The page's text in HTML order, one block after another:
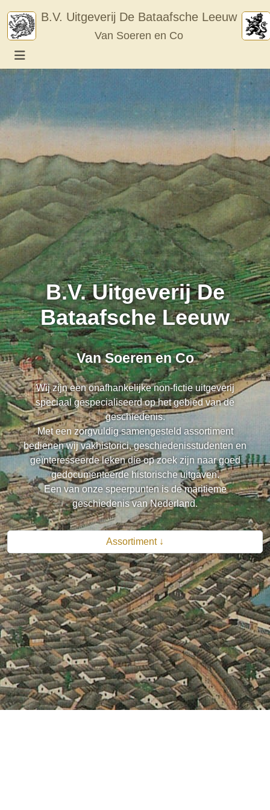
content
B.V. Uitgeverij De Bataafsche Leeuw
Van Soeren en Co
B.V. Uitgeverij De
Bataafsche Leeuw
Van Soeren en Co
Wij zijn een onafhankelijke non-fictie uitgeverij
speciaal gespecialiseerd op het gebied van de
geschiedenis.
Met een zorgvuldig samengesteld assortiment
bedienen wij vakhistorici, geschiedenisstudenten en
geïnteresseerde leken die op zoek zijn naar goed
gedocumenteerde historische uitgaven.
Een van onze speerpunten is de maritieme
geschiedenis van Nederland.
Assortiment ↓